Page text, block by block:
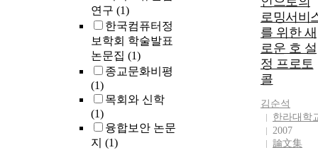
연구 (1)
한국컴퓨터정
보학회 학술발표
논문집 (1)
종교문화비평
(1)
목회와 신학
(1)
융합보안 논문
지 (1)
로밍서비
를 위한 새
로운 호 설
정 프로토
콜
김순석
한라대학
2007
論文集